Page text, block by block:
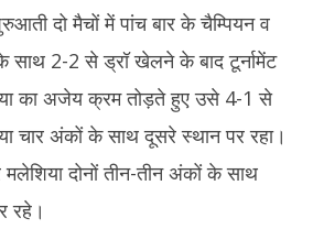
दो मैचों में पांच बार के चैम्पियन व
साथ 2-2 से ड्रॉ खेलने के बाद टूर्नामेंट
का अजेय क्रम तोड़ते हुए उसे 4-1 से
चार अंकों के साथ दूसरे स्थान पर रहा।
दोनों तीन-तीन अंकों के साथ
रहे।